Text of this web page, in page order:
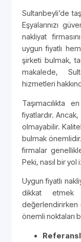
Sultanbeyli’de
Eşyalarınızı
nakliyat
uygun fiyatlı
şirketi bulmak,
makalede,
hizmetleri
Taşımacılıkta
fiyatlardır.
olmayabilir.
bulmak
firmalar
Peki, nasıl bir
Uygun fiyatlı
dikkat etmek
değerlendirirken
önemli noktaları